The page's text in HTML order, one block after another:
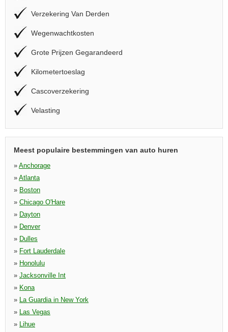
Verzekering Van Derden
Wegenwachtkosten
Grote Prijzen Gegarandeerd
Kilometertoeslag
Cascoverzekering
Velasting
Meest populaire bestemmingen van auto huren
» Anchorage
» Atlanta
» Boston
» Chicago O'Hare
» Dayton
» Denver
» Dulles
» Fort Lauderdale
» Honolulu
» Jacksonville Int
» Kona
» La Guardia in New York
» Las Vegas
» Lihue